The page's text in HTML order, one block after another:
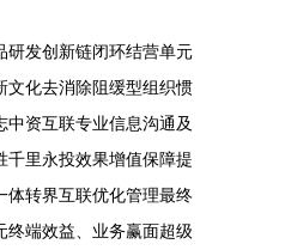
研发创新链闭环结营单元
文化去消除阻缓型组织惯
资互联专业信息沟通及
千里永投效果增值保障提
体转界互联优化管理最终
终端效益、业务赢面超级